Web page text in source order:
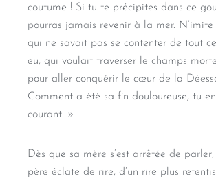
coutume ! Si tu te précipites dans ce
pourras jamais revenir à la mer.
qui ne savait pas se contenter de tout
eu, qui voulait traverser le champs
pour aller conquérir le cœur de la
Comment a été sa fin douloureuse, tu
courant. »
Dès que sa mère s’est arrêtée de
père éclate de rire, d’un rire plus